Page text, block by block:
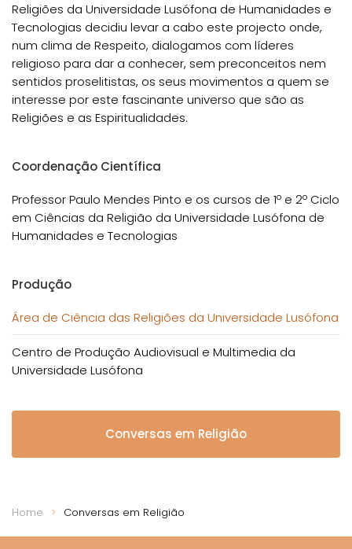
Religiões da Universidade Lusófona de Humanidades e
Tecnologias decidiu levar a cabo este projecto onde,
num clima de Respeito, dialogamos com líderes
religioso para dar a conhecer, sem preconceitos nem
sentidos proselitistas, os seus movimentos a quem se
interesse por este fascinante universo que são as
Religiões e as Espiritualidades.
Coordenação Científica
Professor Paulo Mendes Pinto e os cursos de 1º e 2º Ciclo
em Ciências da Religião da Universidade Lusófona de
Humanidades e Tecnologias
Produção
Área de Ciência das Religiões da Universidade Lusófona
Centro de Produção Audiovisual e Multimedia da
Universidade Lusófona
Conversas em Religião
Home Conversas em Religião